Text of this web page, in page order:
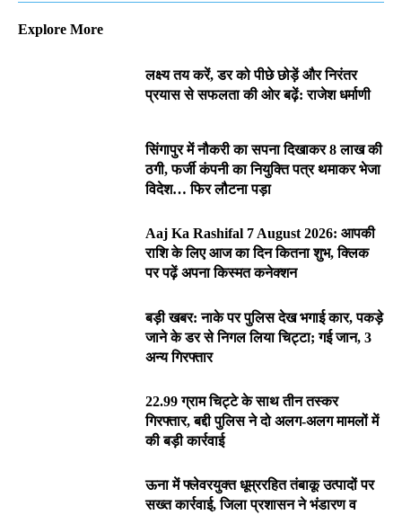
Explore More
लक्ष्य तय करें, डर को पीछे छोड़ें और निरंतर
प्रयास से सफलता की ओर बढ़ें: राजेश धर्माणी
सिंगापुर में नौकरी का सपना दिखाकर 8 लाख की
ठगी, फर्जी कंपनी का नियुक्ति पत्र थमाकर भेजा
विदेश… फिर लौटना पड़ा
Aaj Ka Rashifal 7 August 2026: आपकी
राशि के लिए आज का दिन कितना शुभ, क्लिक
पर पढ़ें अपना किस्मत कनेक्शन
बड़ी खबर: नाके पर पुलिस देख भगाई कार, पकड़े
जाने के डर से निगल लिया चिट्टा; गई जान, 3
अन्य गिरफ्तार
22.99 ग्राम चिट्टे के साथ तीन तस्कर
गिरफ्तार, बद्दी पुलिस ने दो अलग-अलग मामलों में
की बड़ी कार्रवाई
ऊना में फ्लेवरयुक्त धूम्ररहित तंबाकू उत्पादों पर
सख्त कार्रवाई, जिला प्रशासन ने भंडारण व